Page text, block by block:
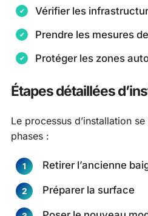
Vérifier les
Prendre les mesures
Protéger les zones
Étapes détaillées
Le processus d’installation
phases :
Retirer l’ancienne
Préparer la surface